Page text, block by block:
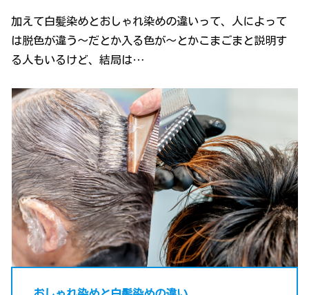
加えて白髪染めとおしゃれ染めの違いって、人によって
は脱色が違う～だとか入る色が～とかこまごまと説明す
る人もいるけど、結局は…